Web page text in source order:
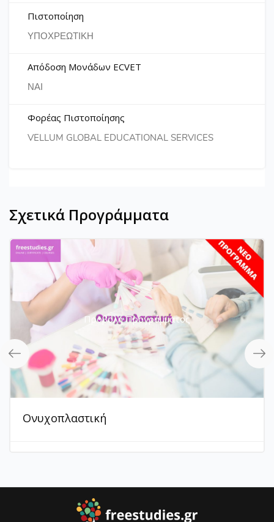
Πιστοποίηση
ΥΠΟΧΡΕΩΤΙΚΗ
Απόδοση Μονάδων ECVET
ΝΑΙ
Φορέας Πιστοποίησης
VELLUM GLOBAL EDUCATIONAL SERVICES
Σχετικά Προγράμματα
Προβολή Προγράμματος
Ονυχοπλαστική